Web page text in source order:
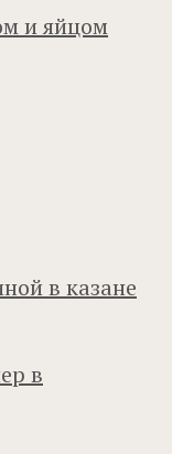
и яйцом
в казане
в